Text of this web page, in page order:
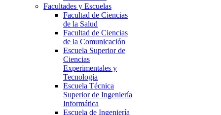
Facultades y Escuelas
Facultad de Ciencias
de la Salud
Facultad de Ciencias
de la Comunicación
Escuela Superior de
Ciencias
Experimentales y
Tecnología
Escuela Técnica
Superior de Ingeniería
Informática
Escuela de Ingeniería